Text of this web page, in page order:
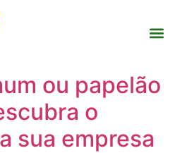
ou papelão
o
sua empresa